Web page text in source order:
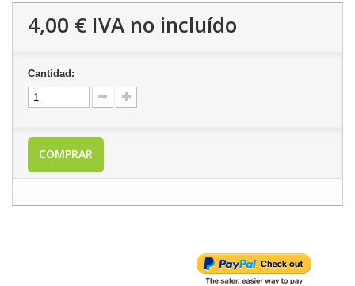
4,00 € IVA no incluído
Cantidad:
COMPRAR